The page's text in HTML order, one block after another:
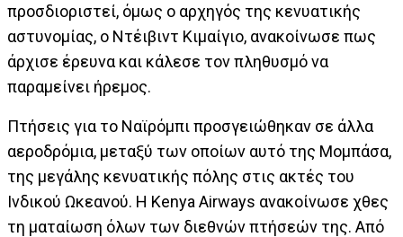
προσδιοριστεί, όμως ο αρχηγός της κενυατικής
αστυνομίας, ο Ντέιβιντ Κιμαίγιο, ανακοίνωσε πως
άρχισε έρευνα και κάλεσε τον πληθυσμό να
παραμείνει ήρεμος.
Πτήσεις για το Ναϊρόμπι προσγειώθηκαν σε άλλα
αεροδρόμια, μεταξύ των οποίων αυτό της Μομπάσα,
της μεγάλης κενυατικής πόλης στις ακτές του
Ινδικού Ωκεανού. Η Kenya Airways ανακοίνωσε χθες
τη ματαίωση όλων των διεθνών πτήσεών της. Από